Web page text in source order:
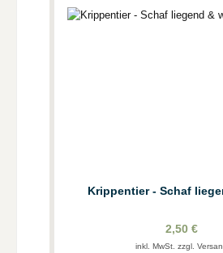
Krippentier - Schaf
2,50 €
inkl. MwSt. zzgl.